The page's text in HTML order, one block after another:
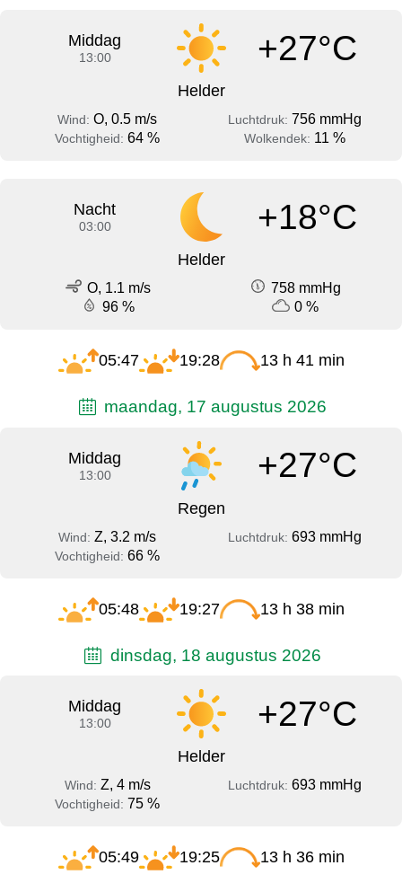
Middag
13:00 +27°C
Helder
Wind: O, 0.5 m/s Luchtdruk: 756 mmHg
Vochtigheid: 64 % Wolkendek: 11 %
Nacht
03:00 +18°C
Helder
O, 1.1 m/s
758 mmHg
96 %
0 %
05:47 19:28 13 h 41 min
maandag, 17 augustus 2026
Middag
13:00 +27°C
Regen
Wind: Z, 3.2 m/s Luchtdruk: 693 mmHg
Vochtigheid: 66 %
05:48 19:27 13 h 38 min
dinsdag, 18 augustus 2026
Middag
13:00 +27°C
Helder
Wind: Z, 4 m/s Luchtdruk: 693 mmHg
Vochtigheid: 75 %
05:49 19:25 13 h 36 min